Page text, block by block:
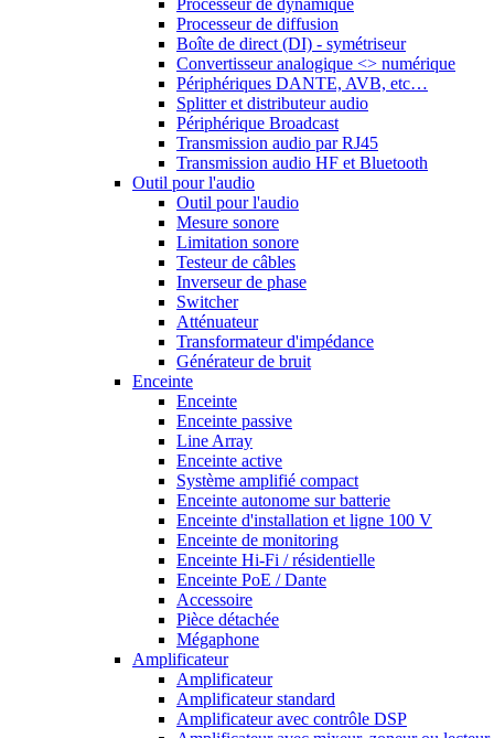
Processeur de dynamique
Processeur de diffusion
Boîte de direct (DI) - symétriseur
Convertisseur analogique <> numérique
Périphériques DANTE, AVB, etc…
Splitter et distributeur audio
Périphérique Broadcast
Transmission audio par RJ45
Transmission audio HF et Bluetooth
Outil pour l'audio
Outil pour l'audio
Mesure sonore
Limitation sonore
Testeur de câbles
Inverseur de phase
Switcher
Atténuateur
Transformateur d'impédance
Générateur de bruit
Enceinte
Enceinte
Enceinte passive
Line Array
Enceinte active
Système amplifié compact
Enceinte autonome sur batterie
Enceinte d'installation et ligne 100 V
Enceinte de monitoring
Enceinte Hi-Fi / résidentielle
Enceinte PoE / Dante
Accessoire
Pièce détachée
Mégaphone
Amplificateur
Amplificateur
Amplificateur standard
Amplificateur avec contrôle DSP